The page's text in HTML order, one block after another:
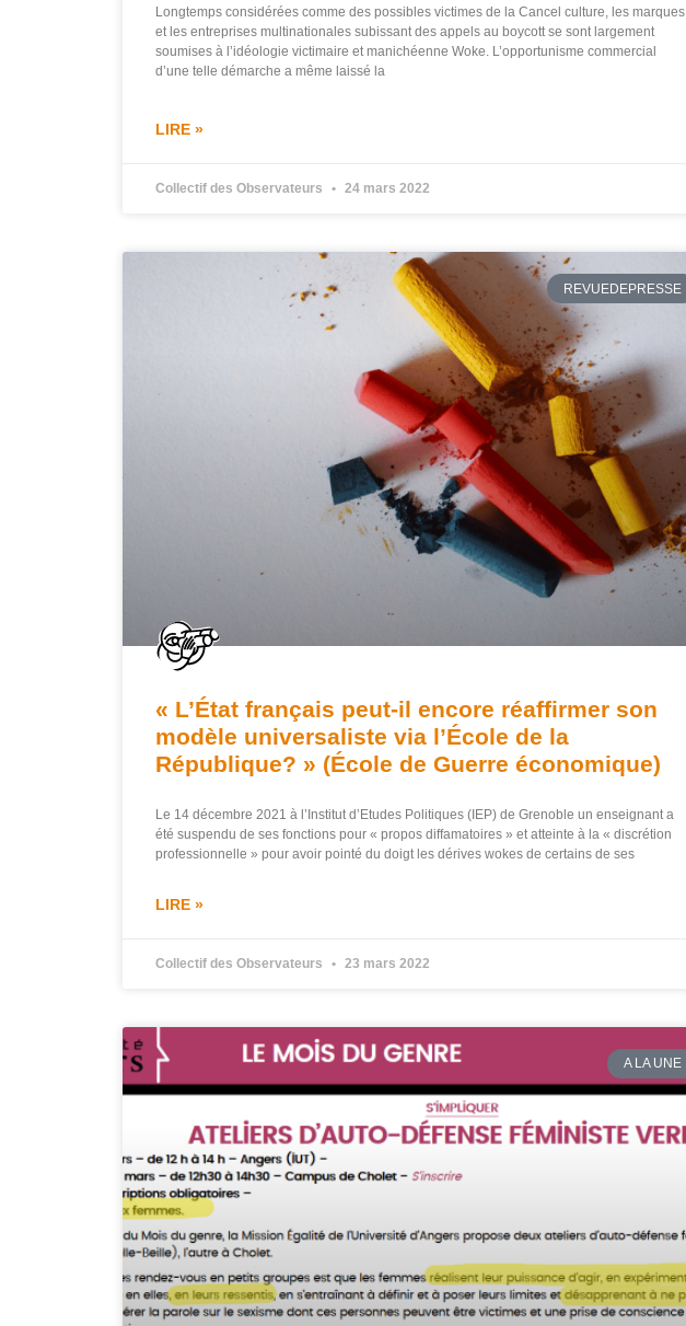
Longtemps considérées comme des possibles victimes de la Cancel culture, les marques
et les entreprises multinationales subissant des appels au boycott se sont largement
soumises à l’idéologie victimaire et manichéenne Woke. L’opportunisme commercial
d’une telle démarche a même laissé la
LIRE »
Collectif des Observateurs 24 mars 2022
REVUEDEPRESSE
« L’État français peut-il encore réaffirmer son
modèle universaliste via l’École de la
République? » (École de Guerre économique)
Le 14 décembre 2021 à l’Institut d’Etudes Politiques (IEP) de Grenoble un enseignant a
été suspendu de ses fonctions pour « propos diffamatoires » et atteinte à la « discrétion
professionnelle » pour avoir pointé du doigt les dérives wokes de certains de ses
LIRE »
Collectif des Observateurs 23 mars 2022
A LA UNE